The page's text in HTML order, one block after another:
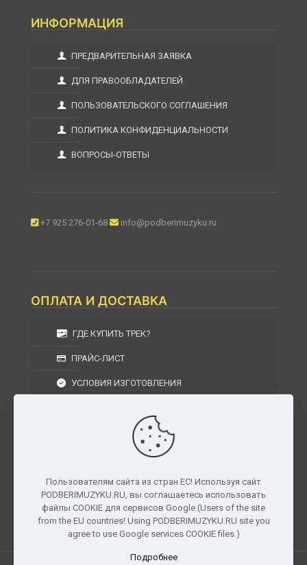
ИНФОРМАЦИЯ
ПРЕДВАРИТЕЛЬНАЯ ЗАЯВКА
ДЛЯ ПРАВООБЛАДАТЕЛЕЙ
ПОЛЬЗОВАТЕЛЬСКОГО СОГЛАШЕНИЯ
ПОЛИТИКА КОНФИДЕНЦИАЛЬНОСТИ
ВОПРОСЫ-ОТВЕТЫ
+7 925 276-01-68 info@podberimuzyku.ru
ОПЛАТА И ДОСТАВКА
ГДЕ КУПИТЬ ТРЕК?
ПРАЙС-ЛИСТ
УСЛОВИЯ ИЗГОТОВЛЕНИЯ
УСЛОВИЯ ВОЗВРАТА
г. Москва, Московская область, Центральный
федеральный округ, РФ, Россия
Пользователям сайта из стран ЕС! Используя сайт
PODBERIMUZYKU.RU, вы соглашаетесь использовать
файлы COOKIE для сервисов Google.(Users of the site
from the EU countries! Using PODBERIMUZYKU.RU site you
agree to use Google services COOKIE files.)
Подробнее